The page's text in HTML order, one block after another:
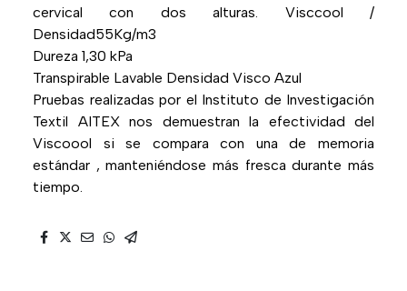
cervical con dos alturas. Visccool /
Densidad55Kg/m3
Dureza 1,30 kPa
Transpirable Lavable Densidad Visco Azul
Pruebas realizadas por el Instituto de Investigación
Textil AITEX nos demuestran la efectividad del
Viscoool si se compara con una de memoria
estándar , manteniéndose más fresca durante más
tiempo.